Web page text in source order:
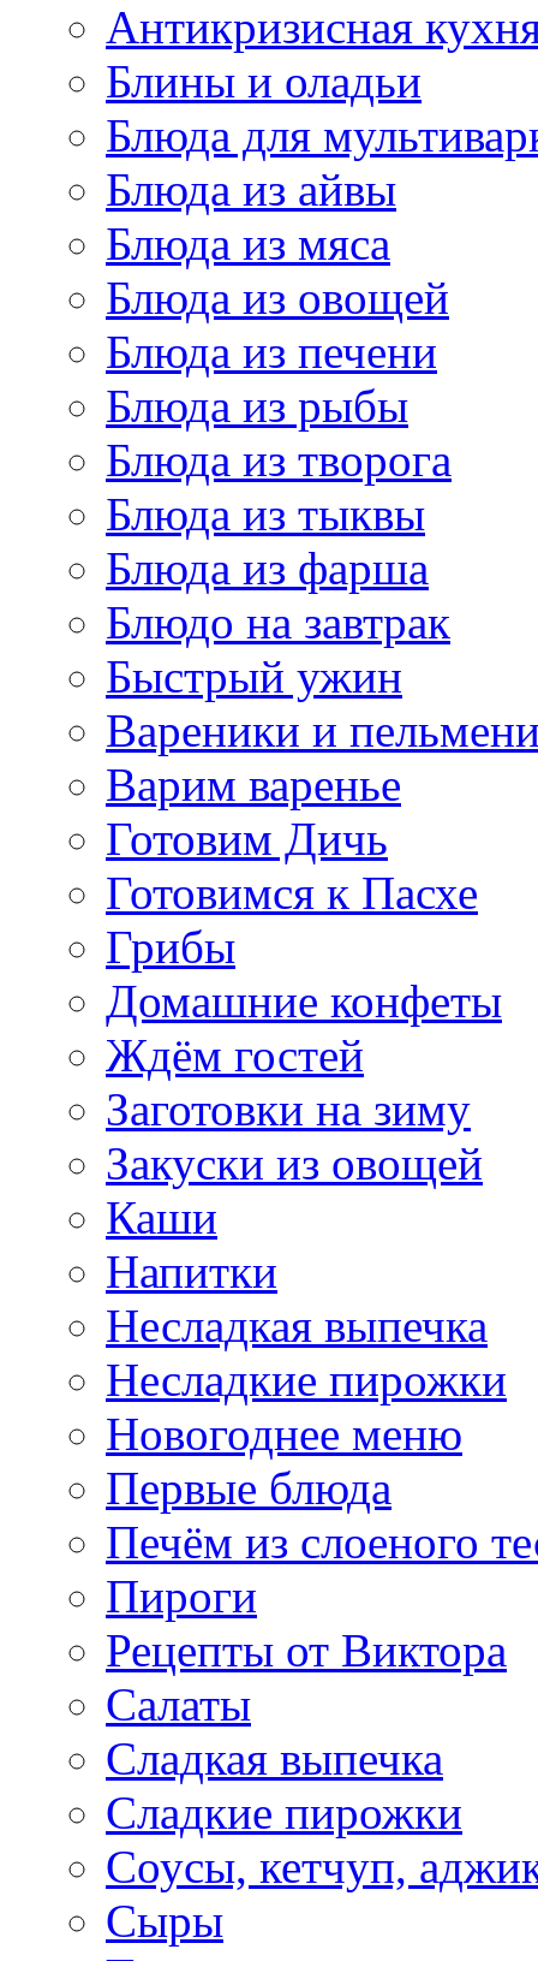
Антикризисная
Блины и оладьи
Блюда для
Блюда из айвы
Блюда из мяса
Блюда из овощей
Блюда из печени
Блюда из рыбы
Блюда из творога
Блюда из тыквы
Блюда из фарша
Блюдо на завтрак
Быстрый ужин
Вареники и
Варим варенье
Готовим Дичь
Готовимся к Пасхе
Грибы
Домашние конфеты
Ждём гостей
Заготовки на зиму
Закуски из овощей
Каши
Напитки
Несладкая выпечка
Несладкие пирожки
Новогоднее меню
Первые блюда
Печём из слоеного
Пироги
Рецепты от Виктора
Салаты
Сладкая выпечка
Сладкие пирожки
Соусы, кетчуп,
Сыры